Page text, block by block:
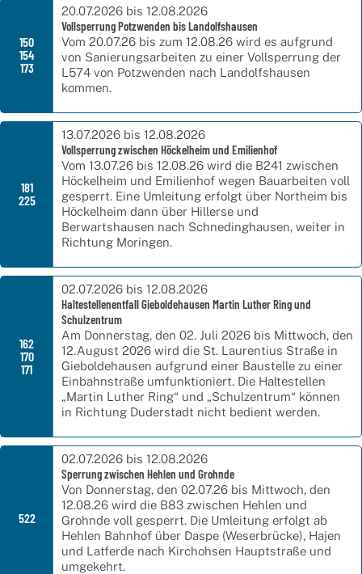
150
154
173
20.07.2026 bis 12.08.2026
Vollsperrung Potzwenden bis Landolfshausen
Vom 20.07.26 bis zum 12.08.26 wird es aufgrund
von Sanierungsarbeiten zu einer Vollsperrung der
L574 von Potzwenden nach Landolfshausen
kommen.
181
225
13.07.2026 bis 12.08.2026
Vollsperrung zwischen Höckelheim und Emilienhof
Vom 13.07.26 bis 12.08.26 wird die B241 zwischen
Höckelheim und Emilienhof wegen Bauarbeiten voll
gesperrt. Eine Umleitung erfolgt über Northeim bis
Höckelheim dann über Hillerse und
Berwartshausen nach Schnedinghausen, weiter in
Richtung Moringen.
162
170
171
02.07.2026 bis 12.08.2026
Haltestellenentfall Gieboldehausen Martin Luther Ring und
Schulzentrum
Am Donnerstag, den 02. Juli 2026 bis Mittwoch, den
12.August 2026 wird die St. Laurentius Straße in
Gieboldehausen aufgrund einer Baustelle zu einer
Einbahnstraße umfunktioniert. Die Haltestellen
„Martin Luther Ring“ und „Schulzentrum“ können
in Richtung Duderstadt nicht bedient werden.
522
02.07.2026 bis 12.08.2026
Sperrung zwischen Hehlen und Grohnde
Von Donnerstag, den 02.07.26 bis Mittwoch, den
12.08.26 wird die B83 zwischen Hehlen und
Grohnde voll gesperrt. Die Umleitung erfolgt ab
Hehlen Bahnhof über Daspe (Weserbrücke), Hajen
und Latferde nach Kirchohsen Hauptstraße und
umgekehrt.